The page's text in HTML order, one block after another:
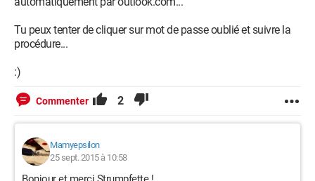
Tu peux tenter de cliquer sur mot de passe oublié et suivre la
procédure...
:)
Commenter 2
Mamyepsilon
25 sept. 2015 à 10:58